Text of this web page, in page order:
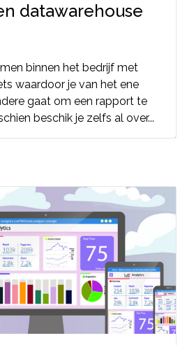
datawarehouse
binnen het bedrijf met
waardoor je van het ene
gaat om een rapport te
beschik je zelfs al over...